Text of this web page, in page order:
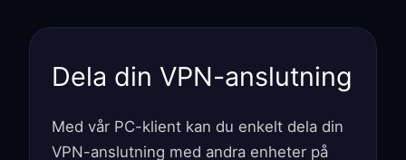
Dela din VPN-anslutning
Med vår PC-klient kan du enkelt dela din
VPN-anslutning med andra enheter på